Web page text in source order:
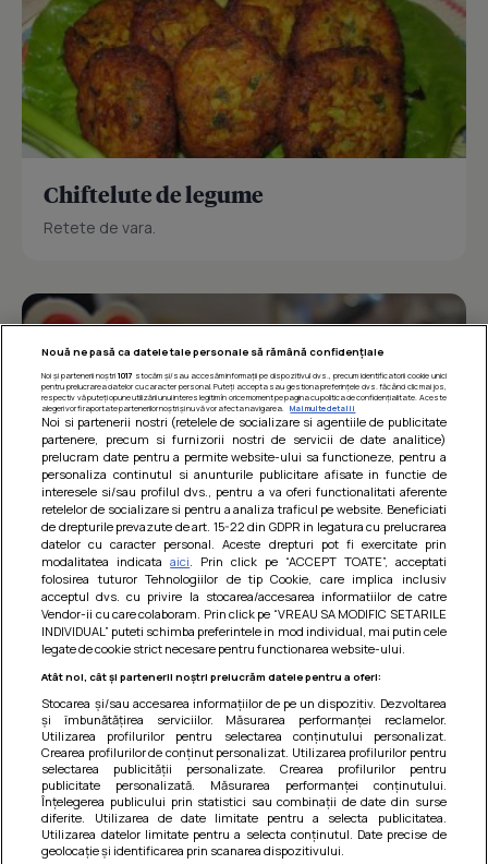
Chiftelute de legume
Retete de vara.
Barcute din vinete cu arpagic rosu
Un deliciu usor de preparat!
Nouă ne pasă ca datele tale personale să rămână confidențiale
Noi și partenerii noștri 1017 stocăm și/sau accesăm informații pe dispozitivul dvs., precum identificatorii cookie unici
pentru prelucrarea datelor cu caracter personal. Puteți accepta sau gestiona preferințele dvs. făcând clic mai jos,
respectiv vă puteți opune utilizării unui interes legitim în orice moment pe pagina cu politica de confidențialitate. Aceste
alegeri vor fi raportate partenerilor noștri și nu vă vor afecta navigarea.
Mai multe detalii
Noi si partenerii nostri (retelele de socializare si agentiile de publicitate
partenere, precum si furnizorii nostri de servicii de date analitice)
prelucram date pentru a permite website-ului sa functioneze, pentru a
personaliza continutul si anunturile publicitare afisate in functie de
interesele si/sau profilul dvs., pentru a va oferi functionalitati aferente
retelelor de socializare si pentru a analiza traficul pe website. Beneficiati
de drepturile prevazute de art. 15-22 din GDPR in legatura cu prelucrarea
datelor cu caracter personal. Aceste drepturi pot fi exercitate prin
modalitatea indicataaici . Prin click pe “ACCEPT TOATE”, acceptati
folosirea tuturor Tehnologiilor de tip Cookie, care implica inclusiv
acceptul dvs. cu privire la stocarea/accesarea informatiilor de catre
Vendor-ii cu care colaboram. Prin click pe “VREAU SA MODIFIC SETARILE
INDIVIDUAL” puteti schimba preferintele in mod individual, mai putin cele
legate de cookie strict necesare pentru functionarea website-ului.
Atât noi, cât și partenerii noștri prelucrăm datele pentru a oferi:
Stocarea și/sau accesarea informațiilor de pe un dispozitiv. Dezvoltarea
și îmbunătățirea serviciilor. Măsurarea performanței reclamelor.
Utilizarea profilurilor pentru selectarea conținutului personalizat.
Crearea profilurilor de conținut personalizat. Utilizarea profilurilor pentru
selectarea publicității personalizate. Crearea profilurilor pentru
publicitate personalizată. Măsurarea performanței conținutului.
Înțelegerea publicului prin statistici sau combinații de date din surse
diferite. Utilizarea de date limitate pentru a selecta publicitatea.
Utilizarea datelor limitate pentru a selecta conținutul. Date precise de
geolocație și identificarea prin scanarea dispozitivului.